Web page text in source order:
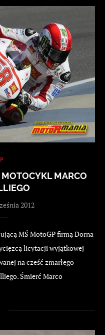
MARCO
2012
MŚ MotoGP firmą Dorna
licytacji wyjątkowej
na cześć zmarłego
Śmierć Marco